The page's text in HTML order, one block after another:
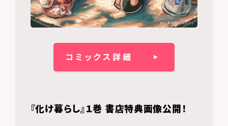
コミックス詳細
『化け暮らし』１巻 書店特典画像公開！